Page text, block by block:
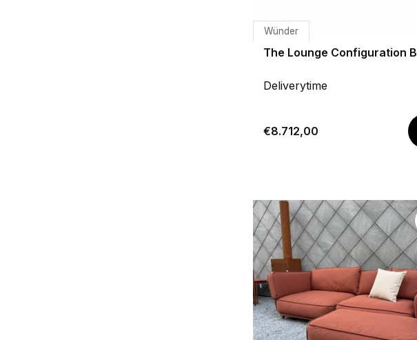
Wünder
The Lounge Configuration B
Deliverytime
€8.712,00